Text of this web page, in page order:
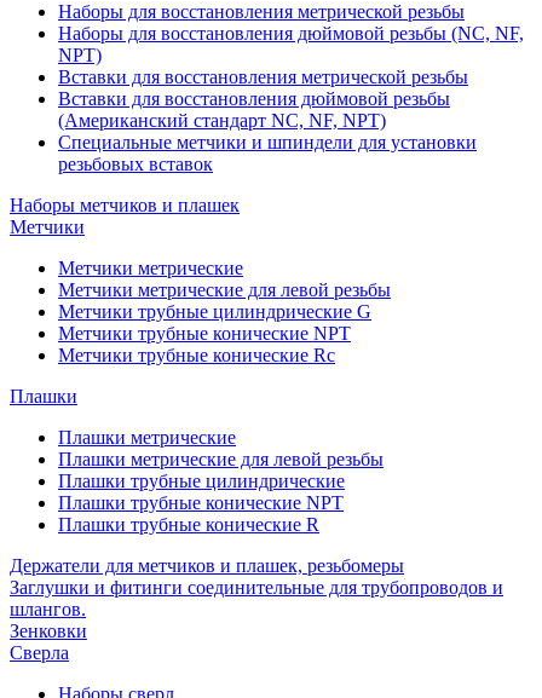
Наборы для восстановления метрической резьбы
Наборы для восстановления дюймовой резьбы (NC, NF,
NPT)
Вставки для восстановления метрической резьбы
Вставки для восстановления дюймовой резьбы
(Американский стандарт NC, NF, NPT)
Специальные метчики и шпиндели для установки
резьбовых вставок
Наборы метчиков и плашек
Метчики
Метчики метрические
Метчики метрические для левой резьбы
Метчики трубные цилиндрические G
Метчики трубные конические NPT
Метчики трубные конические Rc
Плашки
Плашки метрические
Плашки метрические для левой резьбы
Плашки трубные цилиндрические
Плашки трубные конические NPT
Плашки трубные конические R
Держатели для метчиков и плашек, резьбомеры
Заглушки и фитинги соединительные для трубопроводов и
шлангов.
Зенковки
Сверла